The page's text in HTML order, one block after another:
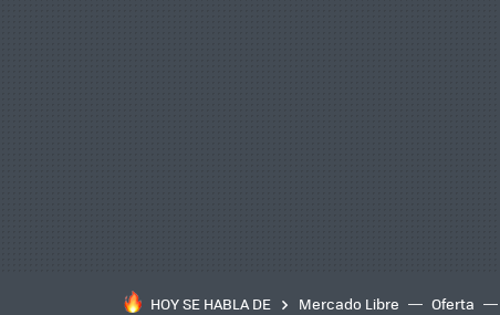
HOY SE HABLA DE Mercado Libre Oferta